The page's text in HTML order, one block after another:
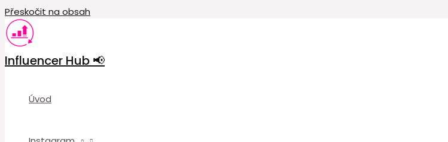
Přeskočit na obsah
Influencer Hub 📢
Úvod